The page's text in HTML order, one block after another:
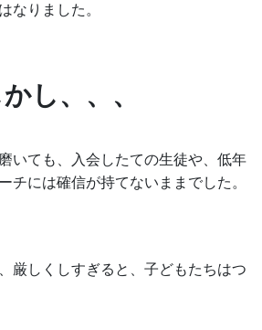
なりました。
し、、、
いても、入会したての生徒や、低年
チには確信が持てないままでした。
厳しくしすぎると、子どもたちはつ